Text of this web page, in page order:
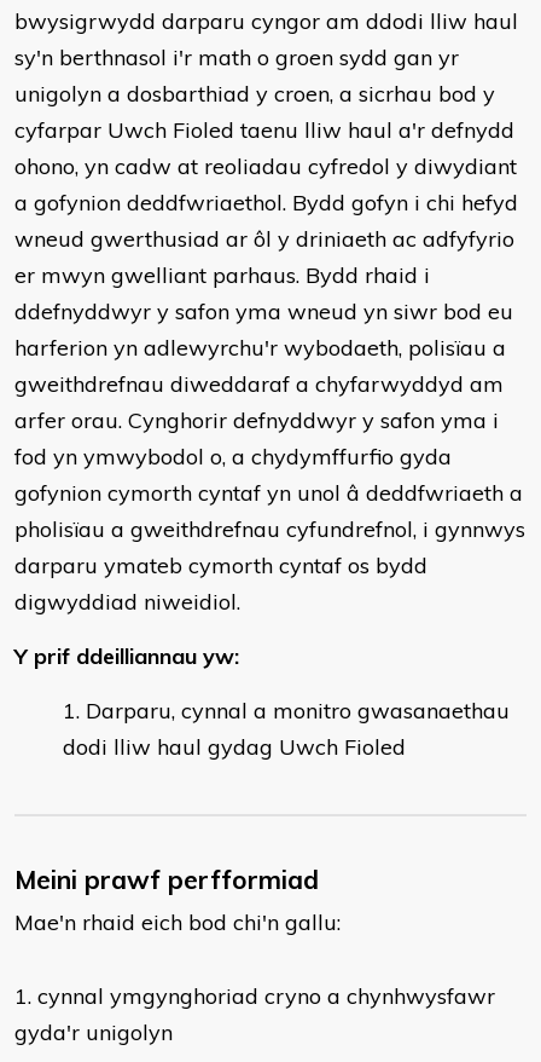
bwysigrwydd darparu cyngor am ddodi lliw haul
sy'n berthnasol i'r math o groen sydd gan yr
unigolyn a dosbarthiad y croen, a sicrhau bod y
cyfarpar Uwch Fioled taenu lliw haul a'r defnydd
ohono, yn cadw at reoliadau cyfredol y diwydiant
a gofynion deddfwriaethol. Bydd gofyn i chi hefyd
wneud gwerthusiad ar ôl y driniaeth ac adfyfyrio
er mwyn gwelliant parhaus. Bydd rhaid i
ddefnyddwyr y safon yma wneud yn siwr bod eu
harferion yn adlewyrchu'r wybodaeth, polisïau a
gweithdrefnau diweddaraf a chyfarwyddyd am
arfer orau. Cynghorir defnyddwyr y safon yma i
fod yn ymwybodol o, a chydymffurfio gyda
gofynion cymorth cyntaf yn unol â deddfwriaeth a
pholisïau a gweithdrefnau cyfundrefnol, i gynnwys
darparu ymateb cymorth cyntaf os bydd
digwyddiad niweidiol.
Y prif ddeilliannau yw:
Darparu, cynnal a monitro gwasanaethau
dodi lliw haul gydag Uwch Fioled
Meini prawf perfformiad
Mae'n rhaid eich bod chi'n gallu:
​1. cynnal ymgynghoriad cryno a chynhwysfawr
gyda'r unigolyn